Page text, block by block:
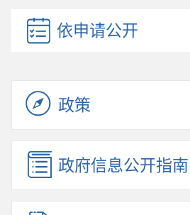
依申请公开
政策
政府信息公开指南